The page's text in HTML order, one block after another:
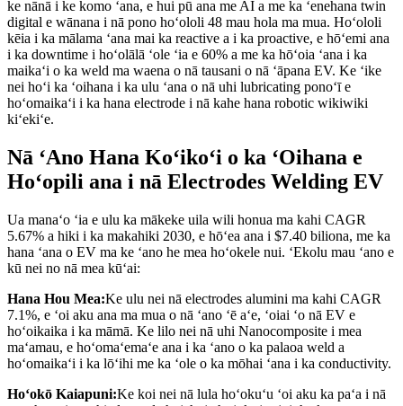
ke nānā i ke komo ʻana, e hui pū ana me AI a me ka ʻenehana twin
digital e wānana i nā pono hoʻololi 48 mau hola ma mua. Hoʻololi
kēia i ka mālama ʻana mai ka reactive a i ka proactive, e hōʻemi ana
i ka downtime i hoʻolālā ʻole ʻia e 60% a me ka hōʻoia ʻana i ka
maikaʻi o ka weld ma waena o nā tausani o nā ʻāpana EV. Ke ʻike
nei hoʻi ka ʻoihana i ka ulu ʻana o nā uhi lubricating ponoʻī e
hoʻomaikaʻi i ka hana electrode i nā kahe hana robotic wikiwiki
kiʻekiʻe.
Nā ʻAno Hana Koʻikoʻi o ka ʻOihana e
Hoʻopili ana i nā Electrodes Welding EV
Ua manaʻo ʻia e ulu ka mākeke uila wili honua ma kahi CAGR
5.67% a hiki i ka makahiki 2030, e hōʻea ana i $7.40 biliona, me ka
hana ʻana o EV ma ke ʻano he mea hoʻokele nui. ʻEkolu mau ʻano e
kū nei no nā mea kūʻai:
Hana Hou Mea:Ke ulu nei nā electrodes alumini ma kahi CAGR
7.1%, e ʻoi aku ana ma mua o nā ʻano ʻē aʻe, ʻoiai ʻo nā EV e
hoʻoikaika i ka māmā. Ke lilo nei nā uhi Nanocomposite i mea
maʻamau, e hoʻomaʻemaʻe ana i ka ʻano o ka palaoa weld a
hoʻomaikaʻi i ka lōʻihi me ka ʻole o ka mōhai ʻana i ka conductivity.
Hoʻokō Kaiapuni:Ke koi nei nā lula hoʻokuʻu ʻoi aku ka paʻa i nā